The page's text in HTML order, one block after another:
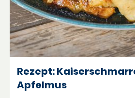
Rezept:
Apfelmus